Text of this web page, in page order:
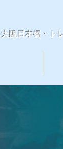
阪日本橋・ト